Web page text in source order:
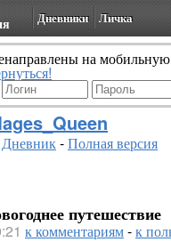
Дневники Личка
на
Дневник-Полная версия
путешествие
к комментариям-к